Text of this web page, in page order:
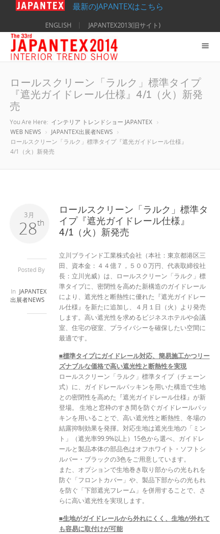
最新のJAPANTEXはこちら
ENGLISH JAPANTEX2013(旧サイト)
ロールスクリーン「ラルク」標準タイプ
『遮光ガイドレール仕様』4/1（火）新発
売
You Are Here: インテリア トレンドショー JAPANTEX
WEB NEWS
JAPANTEX出展者NEWS
ロールスクリーン「ラルク」標準タイプ『遮光ガイドレール仕様』
4/1（火）新発売
28th
3月
Posted By
In JAPANTEX
出展者NEWS
ロールスクリーン「ラルク」標準タ
イプ『遮光ガイドレール仕様』
4/1（火）新発売
立川ブラインド工業株式会社（本社：東京都港区三
田、資本金：４４億７，５００万円、代表取締役社
長：立川光威）は、ロールスクリーン「ラルク」標
準タイプに、密閉性を高めた新構造のガイドレール
により、遮光性と断熱性に優れた『遮光ガイドレー
ル仕様』を新たに追加し、４月１日（火）より発売
します。高い遮光性を求めるビジネスホテルや会議
室、住宅の寝室、プライバシーを確保したい空間に
最適です。
■標準タイプにガイドレール対応、簡易施工かつリー
ズナブルな価格で高い遮光性と断熱性を実現
ロールスクリーン「ラルク」標準タイプ（チェーン
式）に、ガイドレールパッキンを用いた構造で生地
との密閉性を高めた『遮光ガイドレール仕様』が新
登場。 生地と窓枠のすき間を防ぐガイドレールパッ
キンを用いることで、高い遮光性と断熱性、冬場の
結露抑制効果を発揮。対応生地は遮光生地の「ミン
ト」（遮光率99.9%以上）15色から選べ、ガイドレ
ールと製品本体の部品色はオフホワイト・ソフトシ
ルバー・ブラックの3色をご用意しています。
また、オプションで生地巻き取り部からの光もれを
防ぐ「フロントカバー」や、製品下部からの光もれ
を防ぐ「下部遮光フレーム」を併用することで、さ
らに高い遮光性を実現します。
■生地がガイドレールから外れにくく、生地が外れて
も容易に取付けが可能